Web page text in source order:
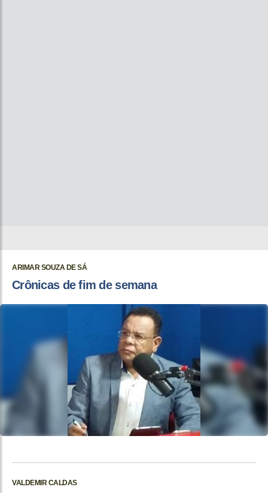
ARIMAR SOUZA DE SÁ
Crônicas de fim de semana
VALDEMIR CALDAS